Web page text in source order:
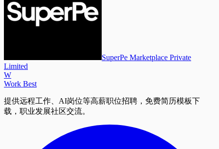
SuperPe Marketplace Private
Limited
W
Work Best
提供远程工作、AI岗位等高薪职位招聘，免费简历模板下
载，职业发展社区交流。